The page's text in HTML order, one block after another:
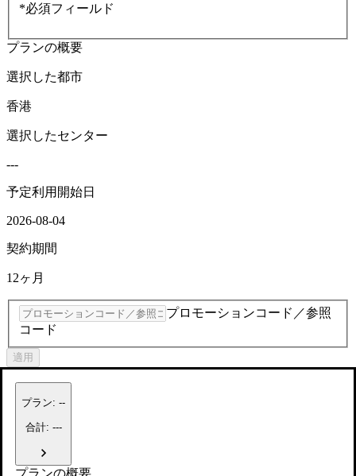
*必須フィールド
プランの概要
選択した都市
香港
選択したセンター
---
予定利用開始日
2026-08-04
契約期間
12ヶ月
プロモーションコード／参照
コード
適用
プラン: --
合計: ---